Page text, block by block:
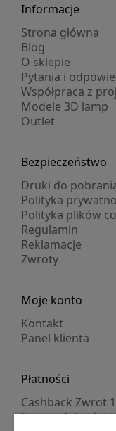
Informacje
Strona główna
Blog
O sklepie
Pytania i
Współpraca z
Modele 3D lamp
Outlet
Bezpieczeństwo
Druki do
Polityka
Polityka plików
Regulamin
Reklamacje
Zwroty
Moje konto
Kontakt
Panel klienta
Płatności
Cashback Zwrot
Formy płatności